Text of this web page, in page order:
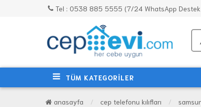
Tel : 0538 885 5555 (7/24 WhatsApp Destek
TÜM KATEGORİLER
anasayfa cep telefonu kılıfları